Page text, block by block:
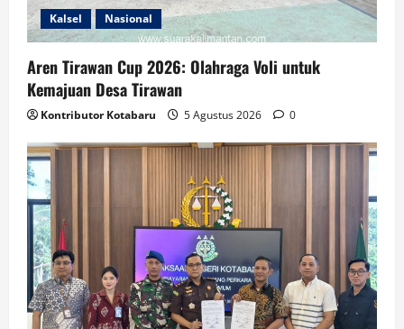
Kalsel Nasional
Aren Tirawan Cup 2026: Olahraga Voli untuk
Kemajuan Desa Tirawan
Kontributor Kotabaru 5 Agustus 2026 0